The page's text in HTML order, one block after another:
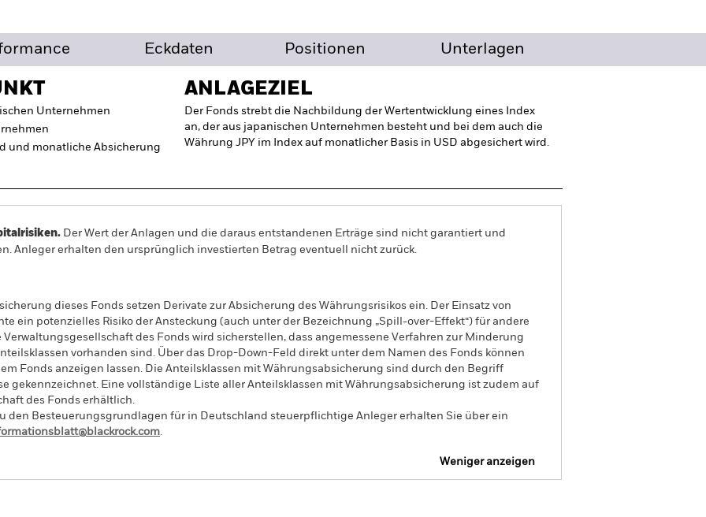
Eckdaten Positionen Unterlagen
Unternehmen
und monatliche Absicherung
ANLAGEZIEL
Der Fonds strebt die Nachbildung der Wertentwicklung eines Index
an, der aus japanischen Unternehmen besteht und bei dem auch die
Währung JPY im Index auf monatlicher Basis in USD abgesichert wird.
Der Wert der Anlagen und die daraus entstandenen Erträge sind nicht garantiert und
Anleger erhalten den ursprünglich investierten Betrag eventuell nicht zurück.
dieses Fonds setzen Derivate zur Absicherung des Währungsrisikos ein. Der Einsatz von
ein potenzielles Risiko der Ansteckung (auch unter der Bezeichnung „Spill-over-Effekt“) für andere
des Fonds wird sicherstellen, dass angemessene Verfahren zur Minderung
vorhanden sind. Über das Drop-Down-Feld direkt unter dem Namen des Fonds können
Fonds anzeigen lassen. Die Anteilsklassen mit Währungsabsicherung sind durch den Begriff
gekennzeichnet. Eine vollständige Liste aller Anteilsklassen mit Währungsabsicherung ist zudem auf
des Fonds erhältlich.
den Besteuerungsgrundlagen für in Deutschland steuerpflichtige Anleger erhalten Sie über ein
.
Weniger anzeigen